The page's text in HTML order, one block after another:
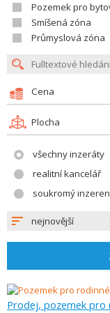
Pozemek pro
Smíšená zóna
Průmyslová zóna
Cena
Plocha
všechny inzeráty
realitní kancelář
soukromý
nejnovější
Prodej, pozemek pro